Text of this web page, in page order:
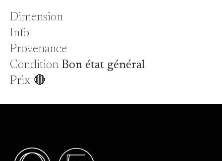
Dimension
Info
Provenance
Condition Bon état général
Prix 🔴